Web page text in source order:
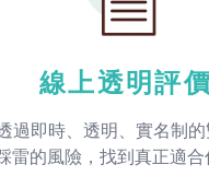
線上透明評價
過即時、透明、實名制的
雷的風險，找到真正適合